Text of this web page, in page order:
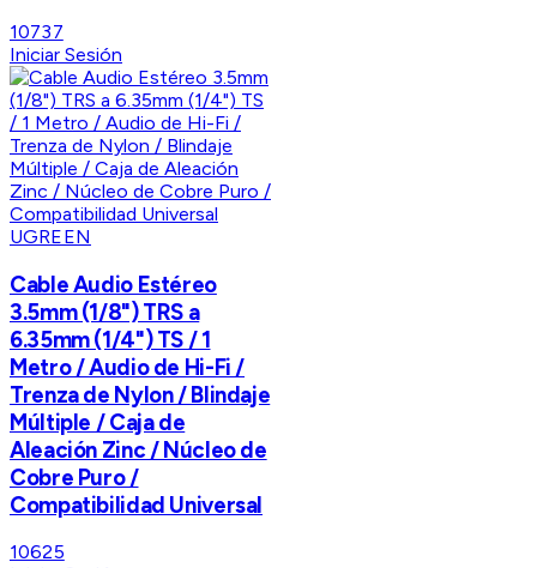
10737
Iniciar Sesión
UGREEN
Cable Audio Estéreo
3.5mm (1/8") TRS a
6.35mm (1/4") TS / 1
Metro / Audio de Hi-Fi /
Trenza de Nylon / Blindaje
Múltiple / Caja de
Aleación Zinc / Núcleo de
Cobre Puro /
Compatibilidad Universal
10625